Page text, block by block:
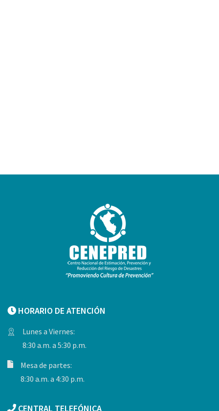
HORARIO DE ATENCIÓN
Lunes a Viernes:
8:30 a.m. a 5:30 p.m.
Mesa de partes:
8:30 a.m. a 4:30 p.m.
CENTRAL TELEFÓNICA